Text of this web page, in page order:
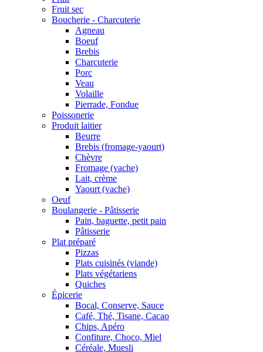
Fruit sec
Boucherie - Charcuterie
Agneau
Boeuf
Brebis
Charcuterie
Porc
Veau
Volaille
Pierrade, Fondue
Poissonerie
Produit laitier
Beurre
Brebis (fromage-yaourt)
Chèvre
Fromage (vache)
Lait, crème
Yaourt (vache)
Oeuf
Boulangerie - Pâtisserie
Pain, baguette, petit pain
Pâtisserie
Plat préparé
Pizzas
Plats cuisinés (viande)
Plats végétariens
Quiches
Épicerie
Bocal, Conserve, Sauce
Café, Thé, Tisane, Cacao
Chips, Apéro
Confiture, Choco, Miel
Céréale, Muesli